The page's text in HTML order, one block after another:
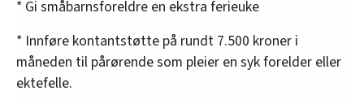
* Gi småbarnsforeldre en ekstra ferieuke
* Innføre kontantstøtte på rundt 7.500 kroner i
måneden til pårørende som pleier en syk forelder eller
ektefelle.